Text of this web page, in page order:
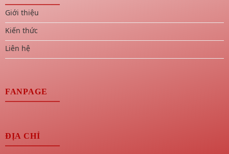
Giới thiệu
Kiến thức
Liên hệ
FANPAGE
ĐỊA CHỈ